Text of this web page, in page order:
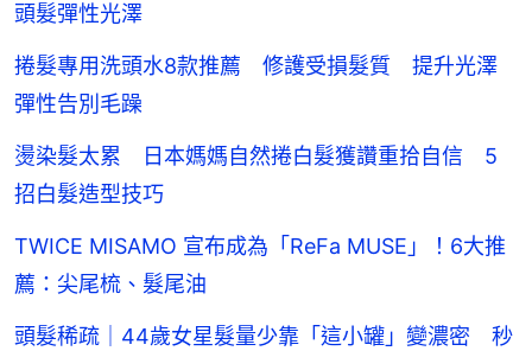
頭髮彈性光澤
捲髮專用洗頭水8款推薦 修護受損髮質 提升光澤
彈性告別毛躁
燙染髮太累 日本媽媽自然捲白髮獲讚重拾自信 5
招白髮造型技巧
TWICE MISAMO 宣布成為「ReFa MUSE」！6大推
薦：尖尾梳、髮尾油
頭髮稀疏｜44歲女星髮量少靠「這小罐」變濃密 秒